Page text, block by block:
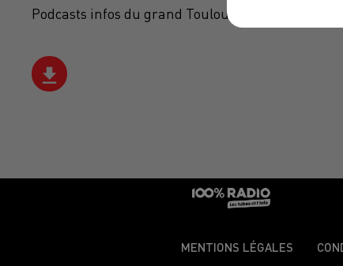
Podcasts infos du grand Toulouse
MENTIONS LÉGALES